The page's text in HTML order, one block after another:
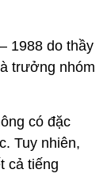
1988 do thầy
trưởng nhóm
có đặc
Tuy nhiên,
cả tiếng